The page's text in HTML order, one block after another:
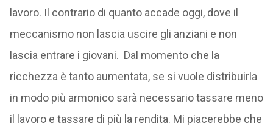
lavoro. Il contrario di quanto accade oggi, dove il
meccanismo non lascia uscire gli anziani e non
lascia entrare i giovani. Dal momento che la
ricchezza è tanto aumentata, se si vuole distribuirla
in modo più armonico sarà necessario tassare meno
il lavoro e tassare di più la rendita. Mi piacerebbe che